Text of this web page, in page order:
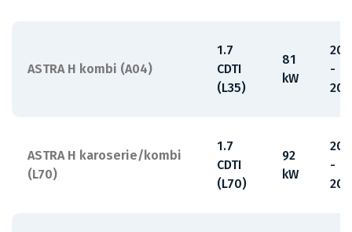
ASTRA H kombi (A04)
1.7
CDTI
(L35)
81
kW
-
ASTRA H karoserie/kombi
(L70)
1.7
CDTI
(L70)
92
kW
-